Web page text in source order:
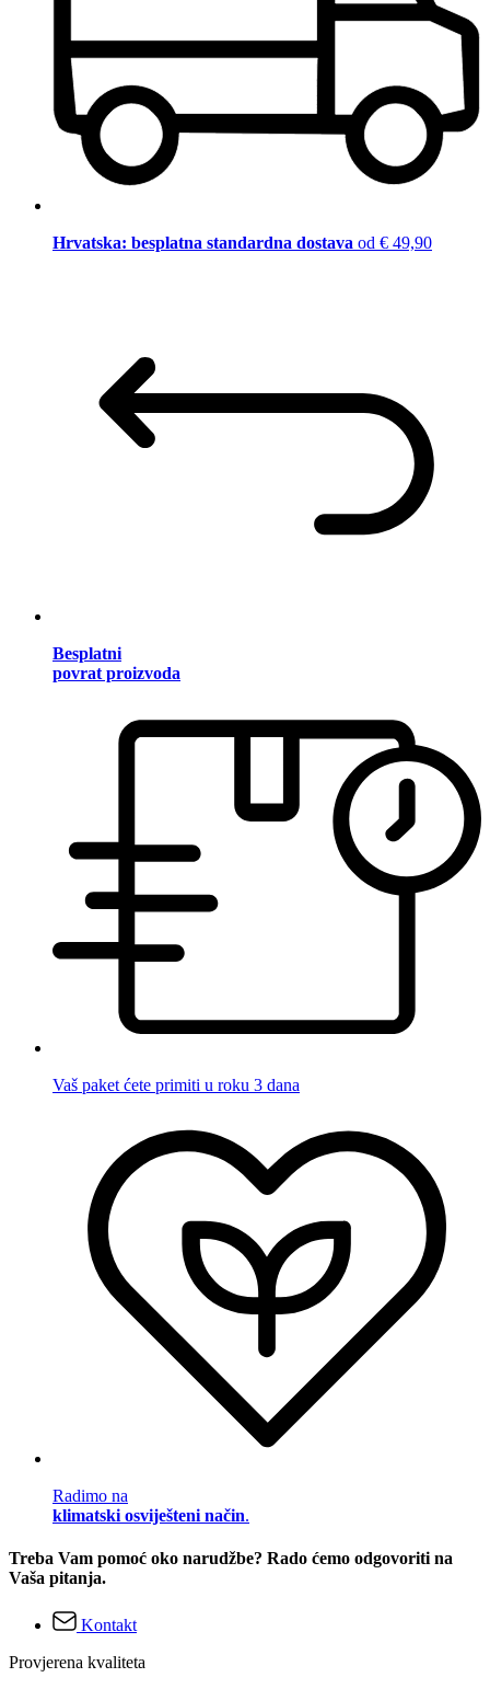
Hrvatska: besplatna standardna dostava od € 49,90
Besplatni
povrat proizvoda
Vaš paket ćete primiti u roku 3 dana
Radimo na
klimatski osviješteni način.
Treba Vam pomoć oko narudžbe? Rado ćemo odgovoriti na
Vaša pitanja.
Kontakt
Provjerena kvaliteta